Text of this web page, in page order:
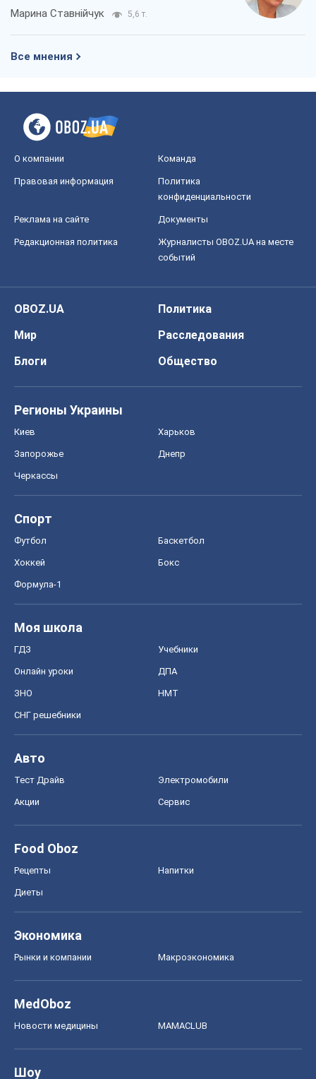
Марина Ставнійчук 5,6 т.
Все мнения
О компании Команда
Правовая информация
Политика
конфиденциальности
Реклама на сайте Документы
Редакционная политика
Журналисты OBOZ.UA на месте
событий
OBOZ.UA
Политика
Мир
Расследования
Блоги
Общество
Регионы Украины
Киев Харьков
Запорожье Днепр
Черкассы
Спорт
Футбол Баскетбол
Хоккей Бокс
Формула-1
Моя школа
ГДЗ Учебники
Онлайн уроки ДПА
ЗНО НМТ
СНГ решебники
Авто
Тест Драйв Электромобили
Акции Сервис
Food Oboz
Рецепты Напитки
Диеты
Экономика
Рынки и компании Mакроэкономика
MedOboz
Новости медицины MAMACLUB
Шоу